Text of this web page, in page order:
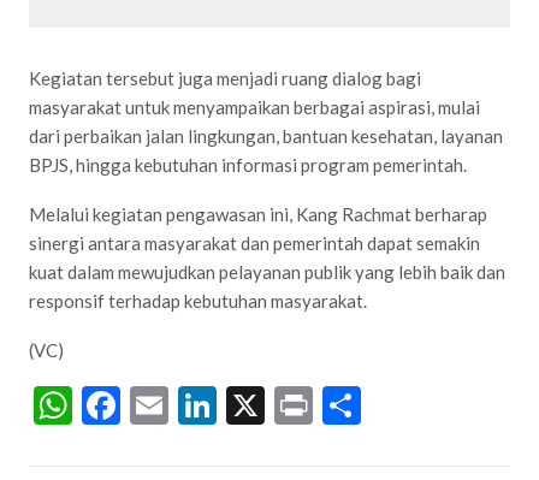
Kegiatan tersebut juga menjadi ruang dialog bagi
masyarakat untuk menyampaikan berbagai aspirasi, mulai
dari perbaikan jalan lingkungan, bantuan kesehatan, layanan
BPJS, hingga kebutuhan informasi program pemerintah.
Melalui kegiatan pengawasan ini, Kang Rachmat berharap
sinergi antara masyarakat dan pemerintah dapat semakin
kuat dalam mewujudkan pelayanan publik yang lebih baik dan
responsif terhadap kebutuhan masyarakat.
(VC)
WhatsApp
Facebook
EmailLinkedIn
X Print